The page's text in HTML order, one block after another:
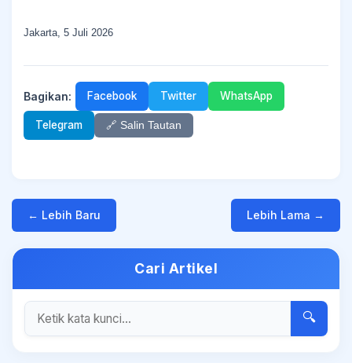
Jakarta, 5 Juli 2026
Bagikan: Facebook Twitter WhatsApp
Telegram 🔗 Salin Tautan
← Lebih Baru Lebih Lama →
Cari Artikel
🔍